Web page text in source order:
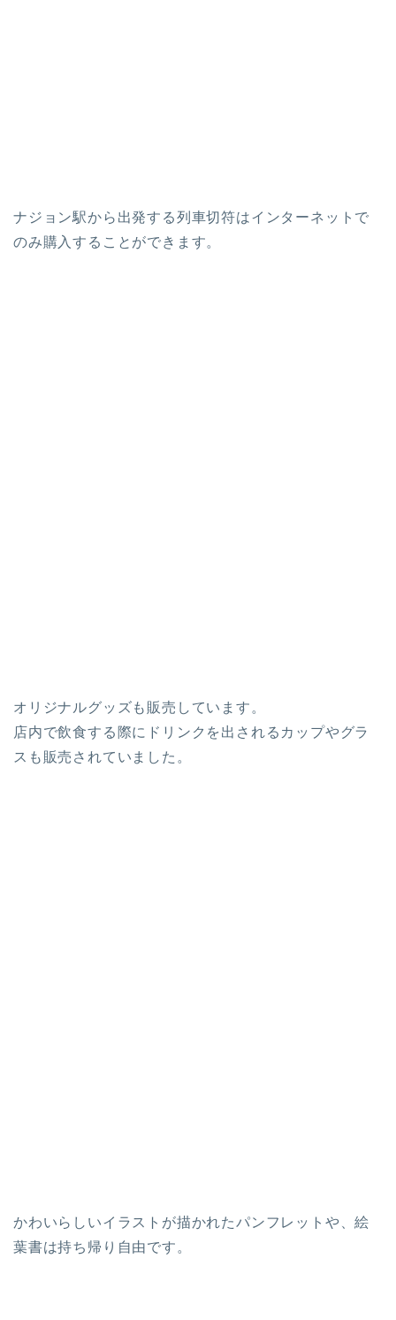
ナジョン駅から出発する列車切符はインターネットで
のみ購入することができます。
オリジナルグッズも販売しています。
店内で飲食する際にドリンクを出されるカップやグラ
スも販売されていました。
かわいらしいイラストが描かれたパンフレットや、絵
葉書は持ち帰り自由です。